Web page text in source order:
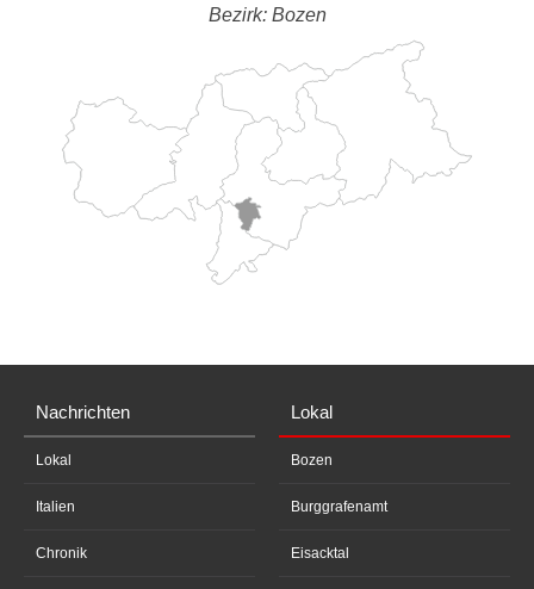
Bezirk: Bozen
Nachrichten
Lokal
Italien
Chronik
Lokal
Bozen
Burggrafenamt
Eisacktal